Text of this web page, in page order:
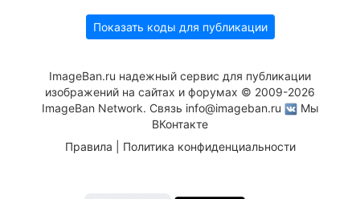
Показать коды для публикации
ImageBan.ru надежный сервис для публикации
изображений на сайтах и форумах © 2009-2026
ImageBan Network. Связь info@imageban.ru
Мы
ВКонтакте
Правила
Политика конфиденциальности